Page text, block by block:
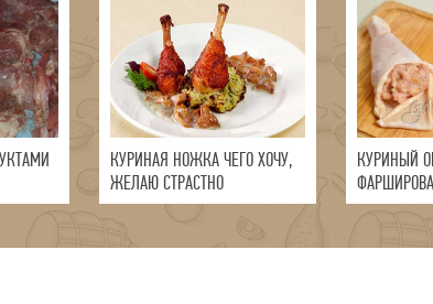
КУРИНАЯ НОЖКА ЧЕГО ХОЧУ,
ЖЕЛАЮ СТРАСТНО
КУРИНЫЙ